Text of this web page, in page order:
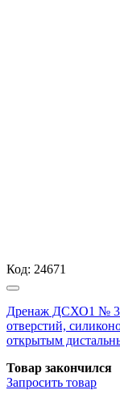
Код: 24671
Дренаж ДСХО1 №
отверстий,
открытым
Товар закончился
Запросить товар